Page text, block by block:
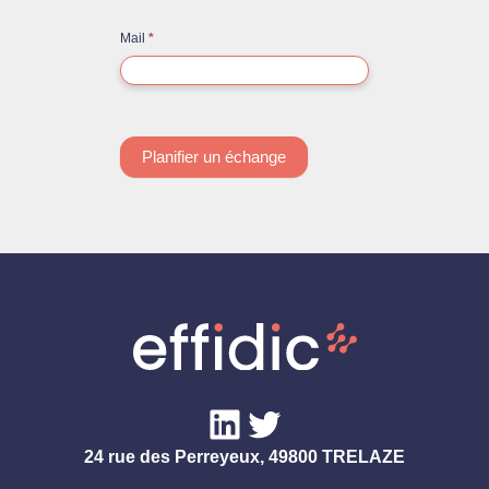
Mail *
Planifier un échange
LinkedIn Twitter
24 rue des Perreyeux, 49800 TRELAZE